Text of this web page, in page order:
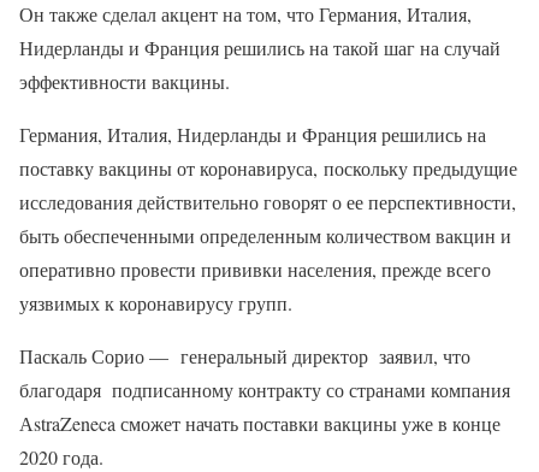
Он также сделал акцент на том, что Германия, Италия,
Нидерланды и Франция решились на такой шаг на случай
эффективности вакцины.
Германия, Италия, Нидерланды и Франция решились на
поставку вакцины от коронавируса, поскольку предыдущие
исследования действительно говорят о ее перспективности,
быть обеспеченными определенным количеством вакцин и
оперативно провести прививки населения, прежде всего
уязвимых к коронавирусу групп.
Паскаль Сорио — генеральный директор заявил, что
благодаря подписанному контракту со странами компания
АstraZeneca сможет начать поставки вакцины уже в конце
2020 года.